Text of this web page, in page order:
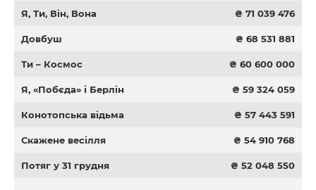
Я, Ти, Він, Вона ₴ 71 039 476
Довбуш ₴ 68 531 881
Ти – Космос ₴ 60 600 000
Я, «Побєда» і Берлін ₴ 59 324 059
Конотопська відьма ₴ 57 443 591
Скажене весілля ₴ 54 910 768
Потяг у 31 грудня ₴ 52 048 550